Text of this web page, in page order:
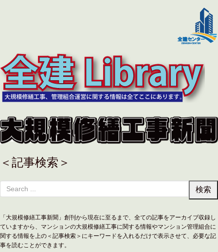
＜記事検索＞
「大規模修繕工事新聞」創刊から現在に至るまで、全ての記事をアーカイブ収録し
ていますから、マンションの大規模修繕工事に関する情報やマンション管理組合に
関する情報を上の＜記事検索＞にキーワードを入れるだけで表示させて、必要な記
事を読むことができます。